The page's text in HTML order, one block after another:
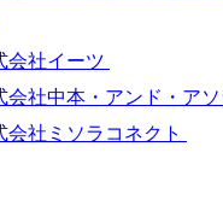
会社イーツ
会社中本・アンド・ア
会社ミソラコネクト